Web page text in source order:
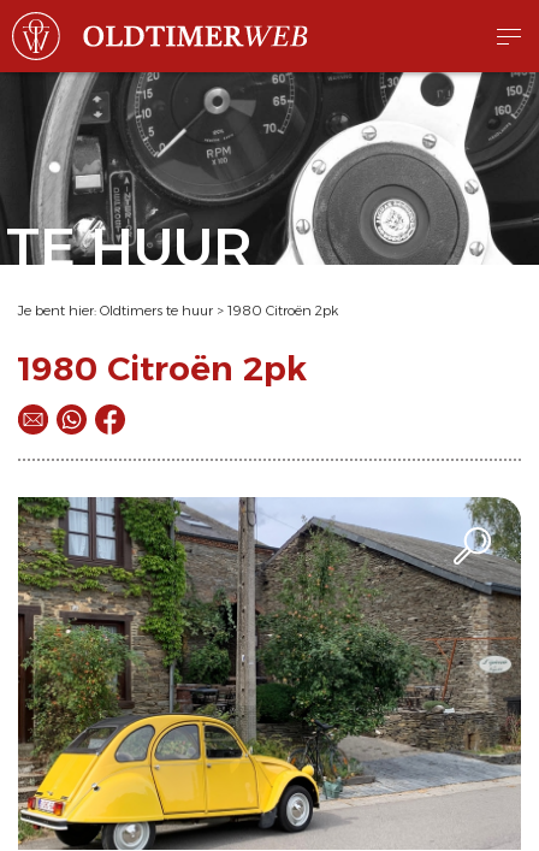
TE HUUR
Je bent hier: Oldtimers te huur > 1980 Citroën 2pk
1980 Citroën 2pk